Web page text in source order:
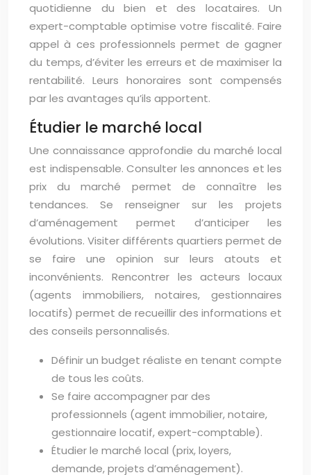
quotidienne du bien et des locataires. Un
expert-comptable optimise votre fiscalité. Faire
appel à ces professionnels permet de gagner
du temps, d’éviter les erreurs et de maximiser la
rentabilité. Leurs honoraires sont compensés
par les avantages qu’ils apportent.
Étudier le marché local
Une connaissance approfondie du marché local
est indispensable. Consulter les annonces et les
prix du marché permet de connaître les
tendances. Se renseigner sur les projets
d’aménagement permet d’anticiper les
évolutions. Visiter différents quartiers permet de
se faire une opinion sur leurs atouts et
inconvénients. Rencontrer les acteurs locaux
(agents immobiliers, notaires, gestionnaires
locatifs) permet de recueillir des informations et
des conseils personnalisés.
Définir un budget réaliste en tenant compte
de tous les coûts.
Se faire accompagner par des
professionnels (agent immobilier, notaire,
gestionnaire locatif, expert-comptable).
Étudier le marché local (prix, loyers,
demande, projets d’aménagement).